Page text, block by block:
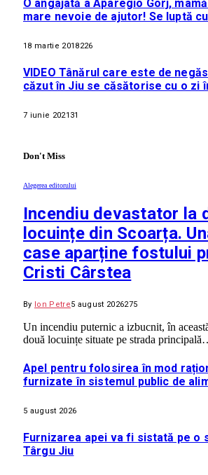
O angajată a Aparegio Gorj,
mare nevoie de ajutor! Se luptă
18 martie 2018226
VIDEO Tânărul care este de
căzut în Jiu se căsătorise cu o zi
7 iunie 2021 31
Don't Miss
Alegerea editorului
Incendiu devastator la
locuințe din Scoarța.
case aparține fostului
Cristi Cârstea
By Ion Petre5 august 2026275
Un incendiu puternic a izbucnit, în
două locuințe situate pe strada
Apel pentru folosirea în mod
furnizate în sistemul public de
5 august 2026
Furnizarea apei va fi sistată pe o
Târgu Jiu